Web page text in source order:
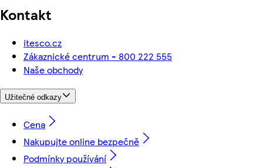
Kontakt
itesco.cz
Zákaznické centrum - 800 222 555
Naše obchody
Užitečné odkazy
Cena
Nakupujte online bezpečně
Podmínky používání